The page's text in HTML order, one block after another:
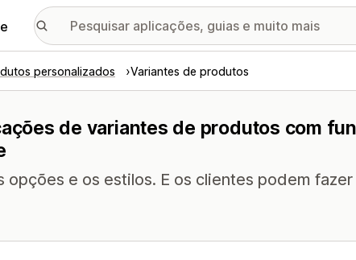
personalizados Variantes de produtos
de variantes de produtos com
opções e os estilos. E os clientes podem